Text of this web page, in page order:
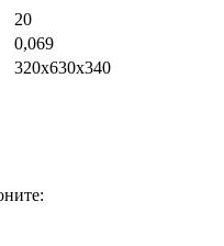
20
0,069
320х630х340